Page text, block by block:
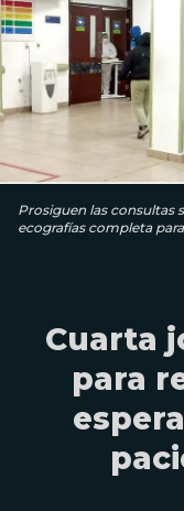
Prosiguen las consultas
ecografías completa
Cuarta
para